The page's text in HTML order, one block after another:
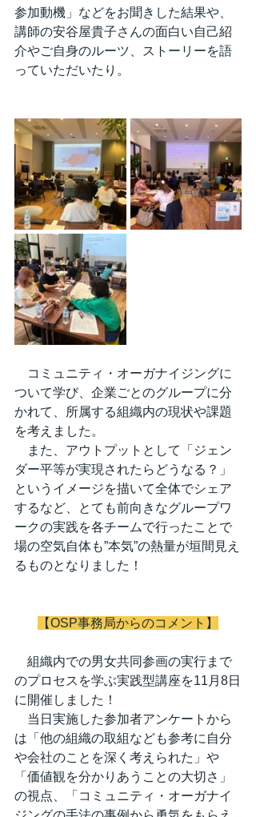
参加動機」などをお聞きした結果や、
講師の安谷屋貴子さんの面白い自己紹
介やご自身のルーツ、ストーリーを語
っていただいたり。
コミュニティ・オーガナイジングに
ついて学び、企業ごとのグループに分
かれて、所属する組織内の現状や課題
を考えました。
また、アウトプットとして「ジェン
ダー平等が実現されたらどうなる？」
というイメージを描いて全体でシェア
するなど、とても前向きなグループワ
ークの実践を各チームで行ったことで
場の空気自体も”本気”の熱量が垣間見え
るものとなりました！
【OSP事務局からのコメント】
組織内での男女共同参画の実行まで
のプロセスを学ぶ実践型講座を11月8日
に開催しました！
当日実施した参加者アンケートから
は「他の組織の取組なども参考に自分
や会社のことを深く考えられた」や
「価値観を分かりあうことの大切さ」
の視点、「コミュニティ・オーガナイ